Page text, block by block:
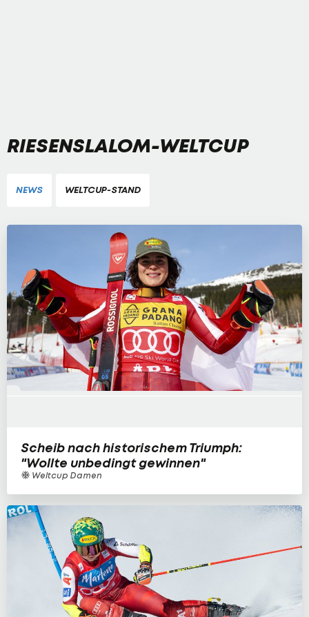
RIESENSLALOM-WELTCUP
NEWS WELTCUP-STAND
Scheib nach historischem Triumph:
"Wollte unbedingt gewinnen"
Weltcup Damen